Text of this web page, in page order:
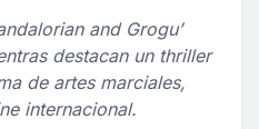
and Grogu’
destacan un thriller
de artes marciales,
internacional.